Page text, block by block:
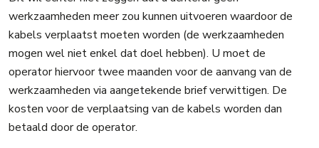
werkzaamheden meer zou kunnen uitvoeren waardoor de
kabels verplaatst moeten worden (de werkzaamheden
mogen wel niet enkel dat doel hebben). U moet de
operator hiervoor twee maanden voor de aanvang van de
werkzaamheden via aangetekende brief verwittigen. De
kosten voor de verplaatsing van de kabels worden dan
betaald door de operator.